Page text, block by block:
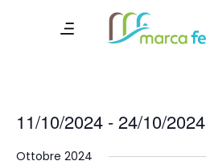
11/10/2024 - 24/10/2024
Ottobre 2024